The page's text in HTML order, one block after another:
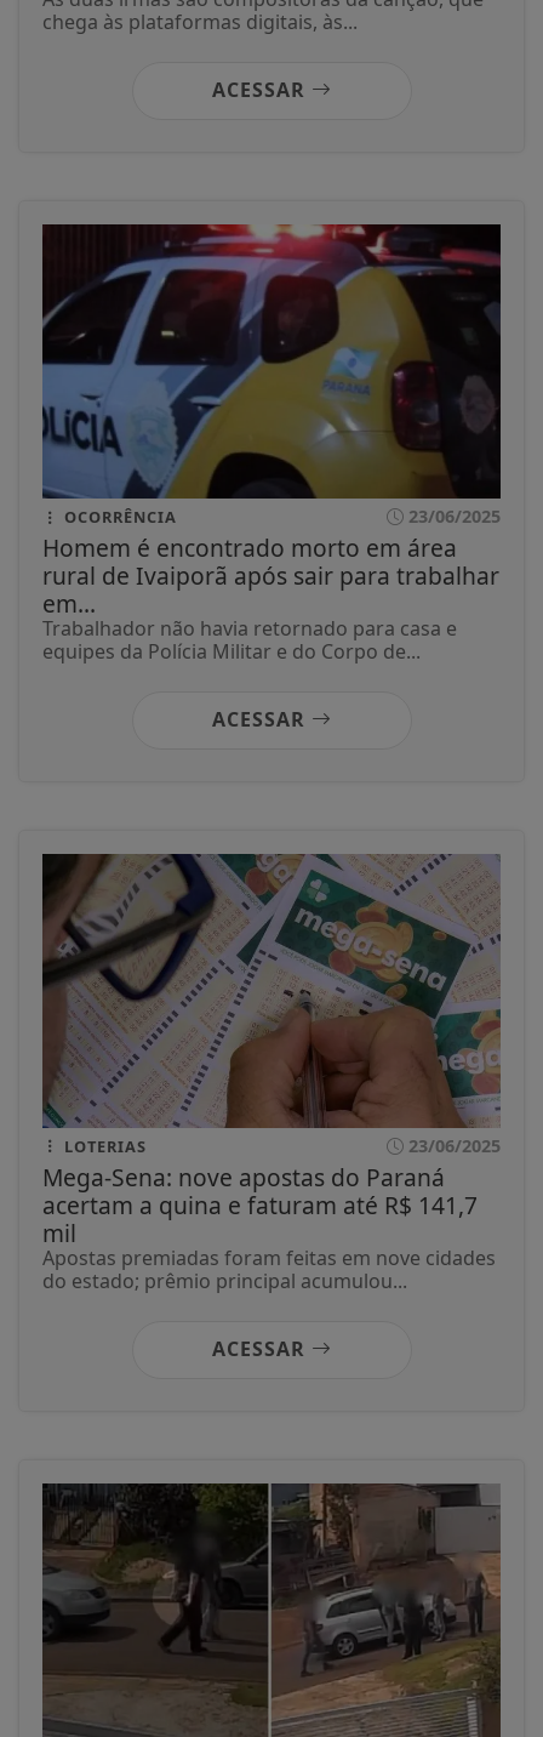
chega às plataformas digitais, às...
ACESSAR
OCORRÊNCIA 23/06/2025
Homem é encontrado morto em área
rural de Ivaiporã após sair para trabalhar
em...
Trabalhador não havia retornado para casa e
equipes da Polícia Militar e do Corpo de...
ACESSAR
LOTERIAS 23/06/2025
Mega-Sena: nove apostas do Paraná
acertam a quina e faturam até R$ 141,7
mil
Apostas premiadas foram feitas em nove cidades
do estado; prêmio principal acumulou...
ACESSAR